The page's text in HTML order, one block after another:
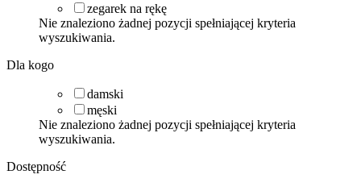
zegarek na rękę
Nie znaleziono żadnej pozycji spełniającej kryteria
wyszukiwania.
Dla kogo
damski
męski
Nie znaleziono żadnej pozycji spełniającej kryteria
wyszukiwania.
Dostępność